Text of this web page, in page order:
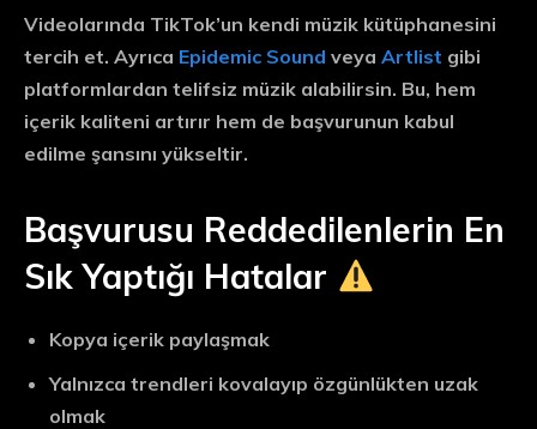
Videolarında TikTok’un kendi müzik kütüphanesini
tercih et. Ayrıca Epidemic Sound veya Artlist gibi
platformlardan telifsiz müzik alabilirsin. Bu, hem
içerik kaliteni artırır hem de başvurunun kabul
edilme şansını yükseltir.
Başvurusu Reddedilenlerin En
Sık Yaptığı Hatalar
Kopya içerik paylaşmak
Yalnızca trendleri kovalayıp özgünlükten uzak
olmak